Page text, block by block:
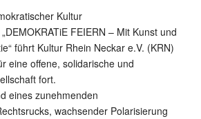
Kultur
FEIERN – Mit Kunst und
führt Kultur Rhein Neckar e.V. (KRN)
eine offene, solidarische und
fort.
eines zunehmenden
wachsender Polarisierung